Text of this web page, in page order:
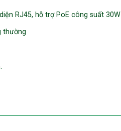
RJ45, hỗ trợ PoE công suất
thường